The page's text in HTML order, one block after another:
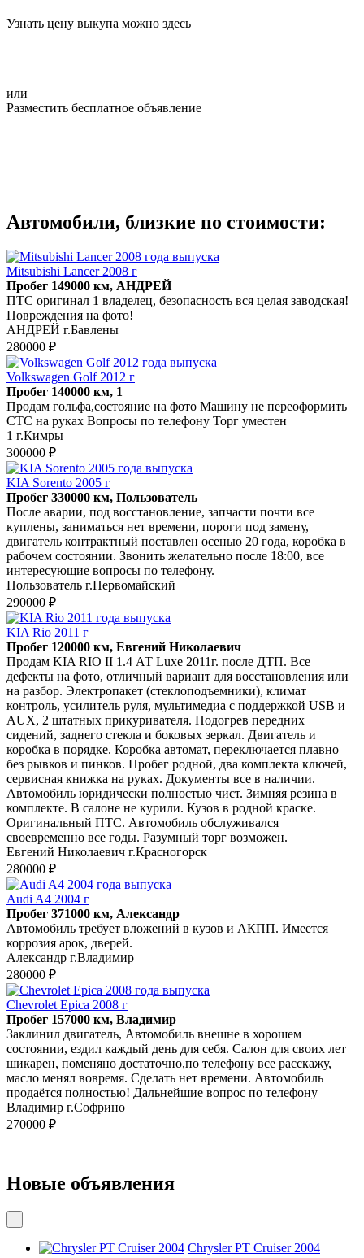
Узнать цену выкупа можно здесь
или
Разместить бесплатное объявление
Автомобили, близкие по стоимости:
Mitsubishi Lancer 2008 г
Пробег 149000 км, АНДРЕЙ
ПТС оригинал 1 владелец, безопасность вся целая заводская!
Повреждения на фото!
АНДРЕЙ г.Бавлены
280000 ₽
Volkswagen Golf 2012 г
Пробег 140000 км, 1
Продам гольфа,состояние на фото Машину не переоформить
СТС на руках Вопросы по телефону Торг уместен
1 г.Кимры
300000 ₽
KIA Sorento 2005 г
Пробег 330000 км, Пользователь
После аварии, под восстановление, запчасти почти все
куплены, заниматься нет времени, пороги под замену,
двигатель контрактный поставлен осенью 20 года, коробка в
рабочем состоянии. Звонить желательно после 18:00, все
интересующие вопросы по телефону.
Пользователь г.Первомайский
290000 ₽
KIA Rio 2011 г
Пробег 120000 км, Евгений Николаевич
Продам KIA RIO II 1.4 АТ Luxe 2011г. после ДТП. Все
дефекты на фото, отличный вариант для восстановления или
на разбор. Электропакет (стеклоподъемники), климат
контроль, усилитель руля, мультимедиа с поддержкой USB и
AUX, 2 штатных прикуривателя. Подогрев передних
сидений, заднего стекла и боковых зеркал. Двигатель и
коробка в порядке. Коробка автомат, переключается плавно
без рывков и пинков. Пробег родной, два комплекта ключей,
сервисная книжка на руках. Документы все в наличии.
Автомобиль юридически полностью чист. Зимняя резина в
комплекте. В салоне не курили. Кузов в родной краске.
Оригинальный ПТС. Автомобиль обслуживался
своевременно все годы. Разумный торг возможен.
Евгений Николаевич г.Красногорск
280000 ₽
Audi A4 2004 г
Пробег 371000 км, Александр
Автомобиль требует вложений в кузов и АКПП. Имеется
коррозия арок, дверей.
Александр г.Владимир
280000 ₽
Chevrolet Epica 2008 г
Пробег 157000 км, Владимир
Заклинил двигатель, Автомобиль внешне в хорошем
состоянии, ездил каждый день для себя. Салон для своих лет
шикарен, поменяно достаточно,по телефону все расскажу,
масло менял вовремя. Сделать нет времени. Автомобиль
продаётся полностью! Дальнейшие вопрос по телефону
Владимир г.Софрино
270000 ₽
Новые объявления
Chrysler PT Cruiser 2004